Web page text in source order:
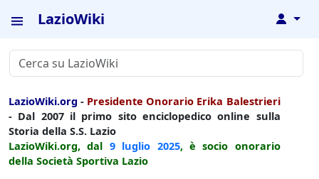
LazioWiki ↓
LazioWiki.org - Presidente Onorario Erika Balestrieri
- Dal 2007 il primo sito enciclopedico online sulla
Storia della S.S. Lazio
LazioWiki.org, dal 9 luglio 2025, è socio onorario
della Società Sportiva Lazio